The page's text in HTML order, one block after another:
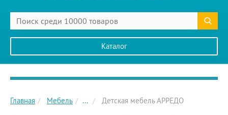
Каталог
Главное меню сайта
Главная Мебель ... Детская мебель АРРЕДО